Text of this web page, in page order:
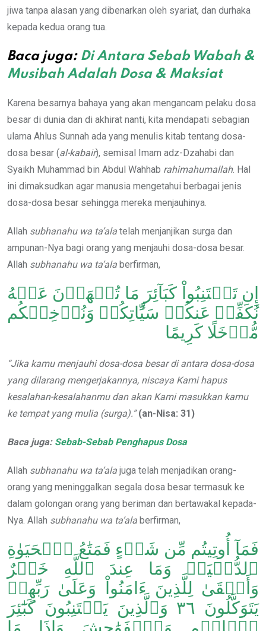
jiwa tanpa alasan yang dibenarkan oleh syariat, dan durhaka
kepada kedua orang tua.
Baca juga: Di Antara Sebab Wabah &
Musibah Adalah Dosa & Maksiat
Karena besarnya bahaya yang akan mengancam pelaku dosa
besar di dunia dan di akhirat nanti, kita mendapati sebagian
ulama Ahlus Sunnah ada yang menulis kitab tentang dosa-
dosa besar (al-kabair), semisal Imam adz-Dzahabi dan
Syaikh Muhammad bin Abdul Wahhab rahimahumallah. Hal
ini dimaksudkan agar manusia mengetahui berbagai jenis
dosa-dosa besar sehingga mereka menjauhinya.
Allah subhanahu wa ta’ala telah menjanjikan surga dan
ampunan-Nya bagi orang yang menjauhi dosa-dosa besar.
Allah subhanahu wa ta’ala berfirman,
إِن تَجۡتَنِبُواْ كَبَآئِرَ مَا تُنۡهَوۡنَ عَنۡهُ
نُكَفِّرۡ عَنكُمۡ سَيِّ‍َٔاتِكُمۡ وَنُدۡخِلۡكُم
مُّدۡخَلًا كَرِيمًا
“Jika kamu menjauhi dosa-dosa besar di antara dosa-dosa
yang dilarang mengerjakannya, niscaya Kami hapus
kesalahan-kesalahanmu dan akan Kami masukkan kamu
ke tempat yang mulia (surga).” (an-Nisa: 31)
Baca juga: Sebab-Sebab Penghapus Dosa
Allah subhanahu wa ta’ala juga telah menjadikan orang-
orang yang meninggalkan segala dosa besar termasuk ke
dalam golongan orang yang beriman dan bertawakal kepada-
Nya. Allah subhanahu wa ta’ala berfirman,
فَمَآ أُوتِيتُم مِّن شَيۡءٍ فَمَتَٰعُ ٱلۡحَيَوٰةِ
ٱلدُّنۡيَاۚ وَمَا عِندَ ٱللَّهِ خَيۡرٌ
وَأَبۡقَىٰ لِلَّذِينَ ءَامَنُواْ وَعَلَىٰ رَبِّهِمۡ
يَتَوَكَّلُونَ ٣٦ وَٱلَّذِينَ يَجۡتَنِبُونَ كَبَٰٓئِرَ